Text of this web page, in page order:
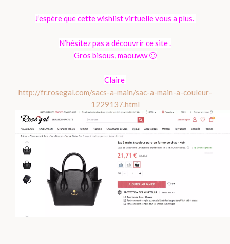
J’espère que cette wishlist virtuelle vous a plus.
N’hésitez pas a découvrir ce site .
Gros bisous, maouww 🙂
Claire
http://fr.rosegal.com/sacs-a-main/sac-a-main-a-couleur-
1229137.html